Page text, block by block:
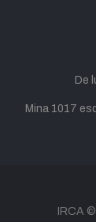
De
Mina 1017
IRCA ©